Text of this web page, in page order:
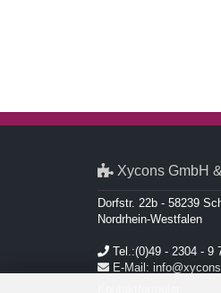
Xycons GmbH
Dorfstr. 22b - 58239
Nordrhein-Westfalen
Tel.:(0)49 - 2304 - 9
E-Mail: